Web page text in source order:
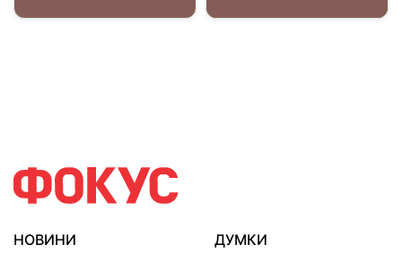
НОВИНИ
ДУМКИ